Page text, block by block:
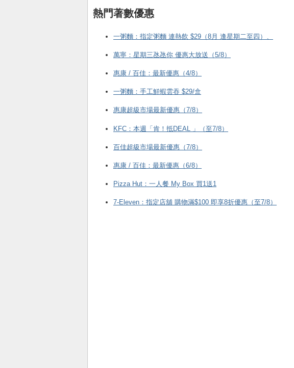
熱門著數優惠
一粥麵：指定粥麵 連熱飲 $29（8月 逢星期二至四）、
萬寧：星期三氹氹你 優惠大放送（5/8）
惠康 / 百佳：最新優惠（4/8）
一粥麵：手工鮮蝦雲吞 $29/盒
惠康超級市場最新優惠（7/8）
KFC ：本週「肯！抵DEAL 」（至7/8）
百佳超級市場最新優惠（7/8）
惠康 / 百佳：最新優惠（6/8）
Pizza Hut：一人餐 My Box 買1送1
7-Eleven：指定店舖 購物滿$100 即享8折優惠（至7/8）